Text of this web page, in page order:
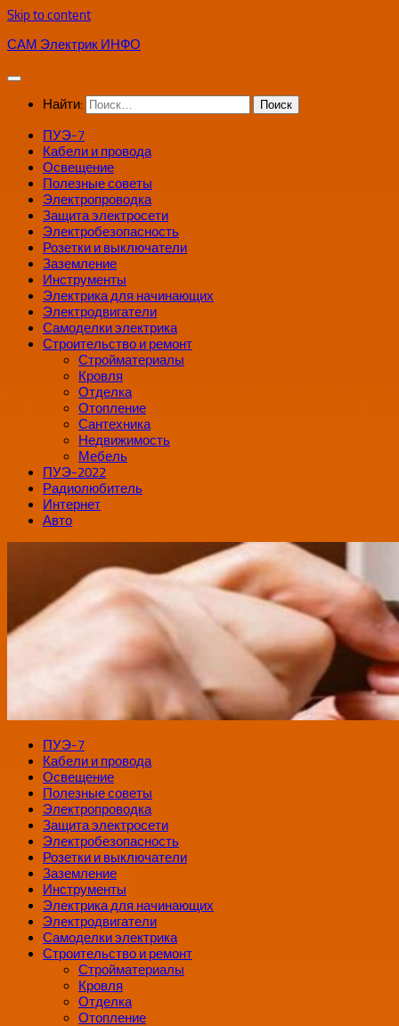
Skip to content
САМ Электрик ИНФО
Найти:
ПУЭ-7
Кабели и провода
Освещение
Полезные советы
Электропроводка
Защита электросети
Электробезопасность
Розетки и выключатели
Заземление
Инструменты
Электрика для начинающих
Электродвигатели
Самоделки электрика
Строительство и ремонт
Стройматериалы
Кровля
Отделка
Отопление
Сантехника
Недвижимость
Мебель
ПУЭ-2022
Радиолюбитель
Интернет
Авто
ПУЭ-7
Кабели и провода
Освещение
Полезные советы
Электропроводка
Защита электросети
Электробезопасность
Розетки и выключатели
Заземление
Инструменты
Электрика для начинающих
Электродвигатели
Самоделки электрика
Строительство и ремонт
Стройматериалы
Кровля
Отделка
Отопление